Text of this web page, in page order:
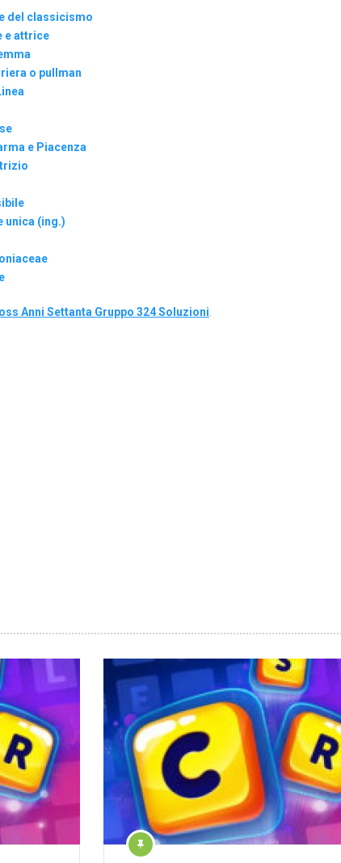
del classicismo
e attrice
o pullman
e Piacenza
unica (ing.)
Anni Settanta Gruppo 324 Soluzioni